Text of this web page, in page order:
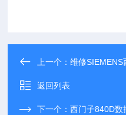
上一个：维修SIEMENS
返回列表
下一个：西门子840D数